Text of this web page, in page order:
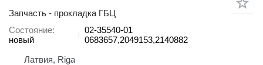
Запчасть - прокладка ГБЦ
Состояние
новый
02-35540-01
0683657,2049153,2140882
Латвия, Riga